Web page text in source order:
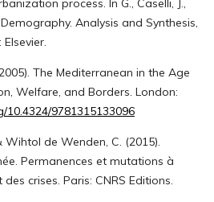
process. In G., Caselli, J.,
Analysis and Synthesis,
The Mediterranean in the Age
Welfare, and Borders. London:
10.4324/9781315133096
Wihtol de Wenden, C. (2015).
Permanences et mutations à
crises. Paris: CNRS Editions.